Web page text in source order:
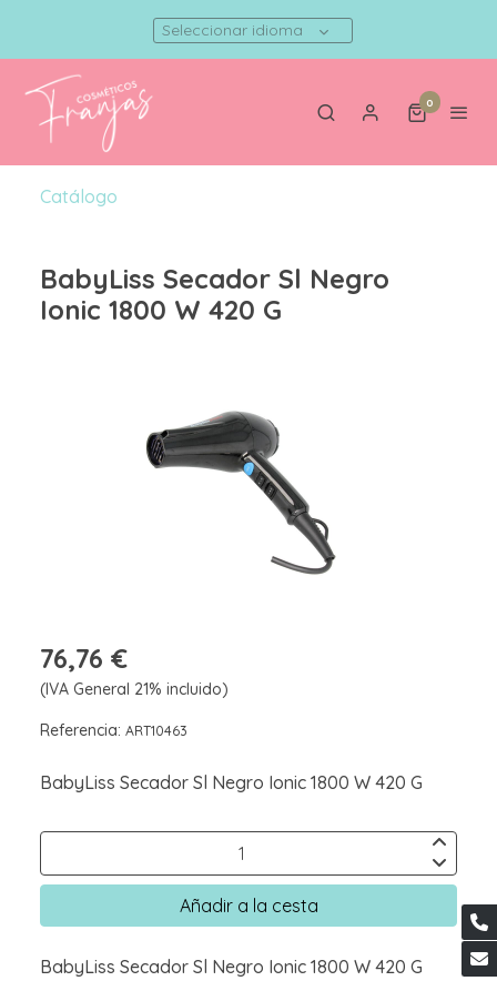
Seleccionar idioma
0
Catálogo
BabyLiss Secador Sl Negro
Ionic 1800 W 420 G
76,76 €
(IVA General 21% incluido)
Referencia: ART10463
BabyLiss Secador Sl Negro Ionic 1800 W 420 G
Añadir a la cesta
BabyLiss Secador Sl Negro Ionic 1800 W 420 G